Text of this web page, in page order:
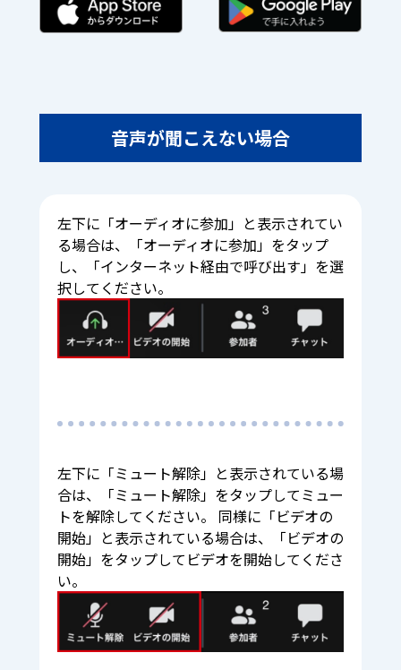
音声が聞こえない場合
左下に「オーディオに参加」と表示されてい
る場合は、「オーディオに参加」をタップ
し、「インターネット経由で呼び出す」を選
択してください。
左下に「ミュート解除」と表示されている場
合は、「ミュート解除」をタップしてミュー
トを解除してください。 同様に「ビデオの
開始」と表示されている場合は、「ビデオの
開始」をタップしてビデオを開始してくださ
い。